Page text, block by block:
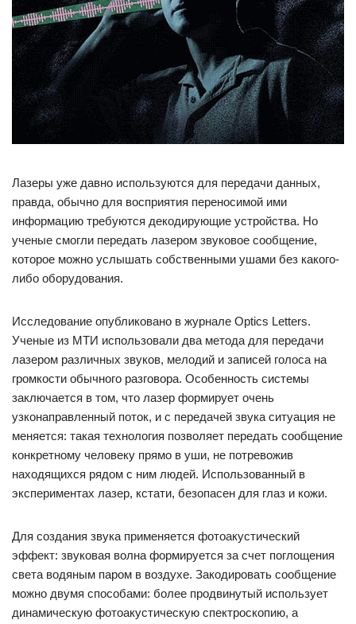
Лазеры уже давно используются для передачи данных,
правда, обычно для восприятия переносимой ими
информацию требуются декодирующие устройства. Но
ученые смогли передать лазером звуковое сообщение,
которое можно услышать собственными ушами без какого-
либо оборудования.
Исследование опубликовано в журнале Optics Letters.
Ученые из МТИ использовали два метода для передачи
лазером различных звуков, мелодий и записей голоса на
громкости обычного разговора. Особенность системы
заключается в том, что лазер формирует очень
узконаправленный поток, и с передачей звука ситуация не
меняется: такая технология позволяет передать сообщение
конкретному человеку прямо в уши, не потревожив
находящихся рядом с ним людей. Использованный в
экспериментах лазер, кстати, безопасен для глаз и кожи.
Для создания звука применяется фотоакустический
эффект: звуковая волна формируется за счет поглощения
света водяным паром в воздухе. Закодировать сообщение
можно двумя способами: более продвинутый использует
динамическую фотоакустическую спектроскопию, а